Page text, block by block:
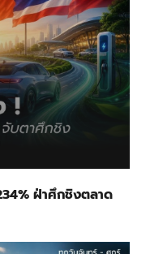
ฝ่าศึกชิงตลาด